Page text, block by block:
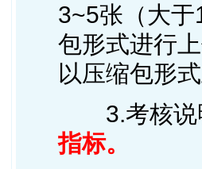
3~5张（大
包形式进行
以压缩包形
3.考核说
指标。